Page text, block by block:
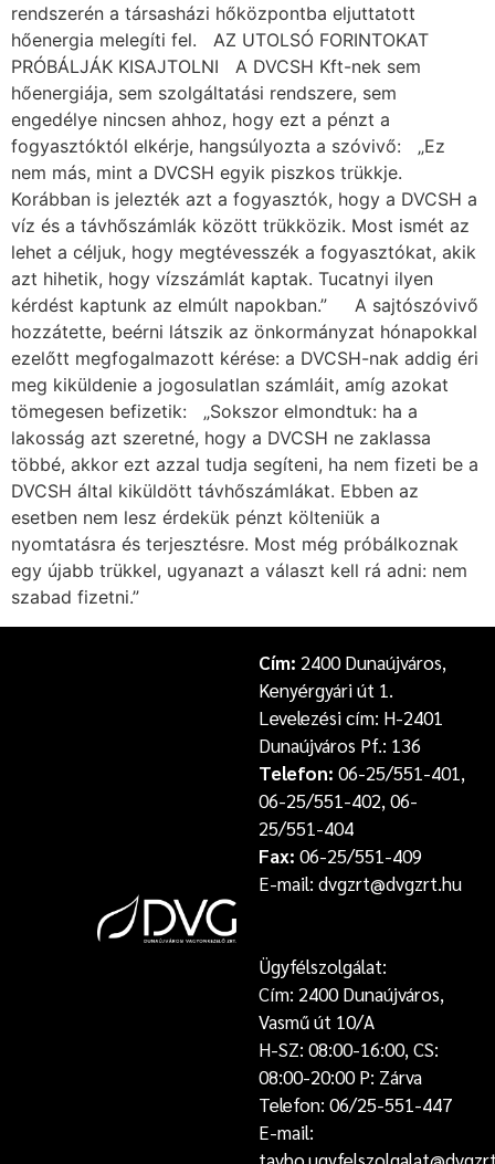
rendszerén a társasházi hőközpontba eljuttatott
hőenergia melegíti fel. AZ UTOLSÓ FORINTOKAT
PRÓBÁLJÁK KISAJTOLNI A DVCSH Kft-nek sem
hőenergiája, sem szolgáltatási rendszere, sem
engedélye nincsen ahhoz, hogy ezt a pénzt a
fogyasztóktól elkérje, hangsúlyozta a szóvivő: „Ez
nem más, mint a DVCSH egyik piszkos trükkje.
Korábban is jelezték azt a fogyasztók, hogy a DVCSH a
víz és a távhőszámlák között trükközik. Most ismét az
lehet a céljuk, hogy megtévesszék a fogyasztókat, akik
azt hihetik, hogy vízszámlát kaptak. Tucatnyi ilyen
kérdést kaptunk az elmúlt napokban.” A sajtószóvivő
hozzátette, beérni látszik az önkormányzat hónapokkal
ezelőtt megfogalmazott kérése: a DVCSH-nak addig éri
meg kiküldenie a jogosulatlan számláit, amíg azokat
tömegesen befizetik: „Sokszor elmondtuk: ha a
lakosság azt szeretné, hogy a DVCSH ne zaklassa
többé, akkor ezt azzal tudja segíteni, ha nem fizeti be a
DVCSH által kiküldött távhőszámlákat. Ebben az
esetben nem lesz érdekük pénzt költeniük a
nyomtatásra és terjesztésre. Most még próbálkoznak
egy újabb trükkel, ugyanazt a választ kell rá adni: nem
szabad fizetni.”
Cím: 2400 Dunaújváros,
Kenyérgyári út 1.
Levelezési cím: H-2401
Dunaújváros Pf.: 136
Telefon: 06-25/551-401,
06-25/551-402, 06-
25/551-404
Fax: 06-25/551-409
E-mail: dvgzrt@dvgzrt.hu
Ügyfélszolgálat:
Cím: 2400 Dunaújváros,
Vasmű út 10/A
H-SZ: 08:00-16:00, CS:
08:00-20:00 P: Zárva
Telefon: 06/25-551-447
E-mail: